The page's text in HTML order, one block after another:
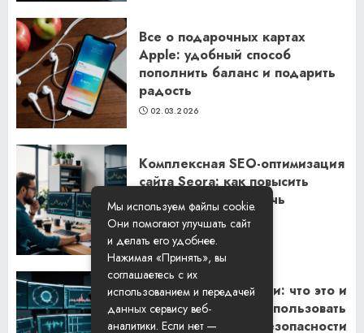
Все о подарочных картах
Apple: удобный способ
пополнить баланс и подарить
радость
02.03.2026
Комплексная SEO-оптимизация
сайта Seora: как повысить
видимость и привлечь
клиентов
06.02.2026
Резидентские прокси: что это и
как их правильно использовать
для обеспечения безопасности
Мы используем файлы cookie.
Они помогают улучшать сайт
и делать его удобнее.
Нажимая «Принять», вы
соглашаетесь с их
использованием и передачей
данных сервису веб-
аналитики. Если нет —